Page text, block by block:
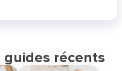
récents